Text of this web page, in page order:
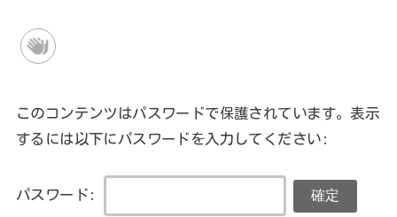
このコンテンツはパスワードで保護されています。表示
するには以下にパスワードを入力してください:
パスワード: